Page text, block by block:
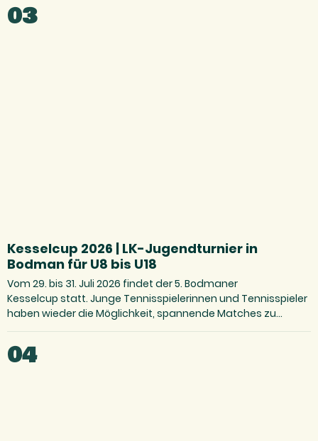
03
Kesselcup 2026 | LK-Jugendturnier in
Bodman für U8 bis U18
Vom 29. bis 31. Juli 2026 findet der 5. Bodmaner
Kesselcup statt. Junge Tennisspielerinnen und Tennisspieler
haben wieder die Möglichkeit, spannende Matches zu
spielen,…
04